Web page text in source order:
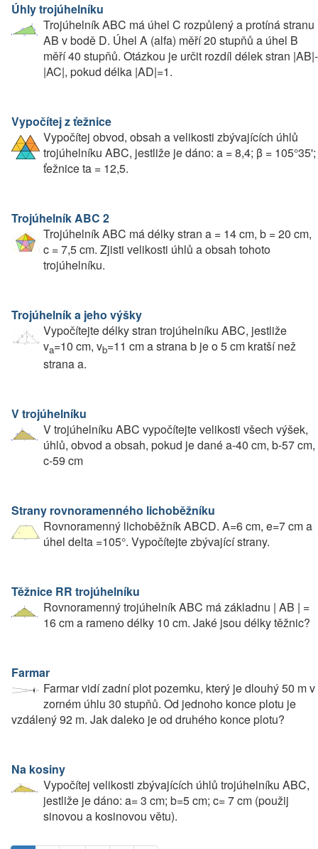
Úhly trojúhelníku
Trojúhelník ABC má úhel C rozpůlený a protíná stranu
AB v bodě D. Úhel A (alfa) měří 20 stupňů a úhel B
měří 40 stupňů. Otázkou je určit rozdíl délek stran |AB|-
|AC|, pokud délka |AD|=1.
Vypočítej z ťežnice
Vypočítej obvod, obsah a velikosti zbývajících úhlů
trojúhelníku ABC, jestliže je dáno: a = 8,4; β = 105°35';
ťežnice ta = 12,5.
Trojúhelník ABC 2
Trojúhelník ABC má délky stran a = 14 cm, b = 20 cm,
c = 7,5 cm. Zjisti velikosti úhlů a obsah tohoto
trojúhelníku.
Trojúhelník a jeho výšky
Vypočítejte délky stran trojúhelníku ABC, jestliže
va=10 cm, vb=11 cm a strana b je o 5 cm kratší než
strana a.
V trojúhelníku
V trojúhelníku ABC vypočítejte velikosti všech výšek,
úhlů, obvod a obsah, pokud je dané a-40 cm, b-57 cm,
c-59 cm
Strany rovnoramenného lichoběžníku
Rovnoramenný lichoběžník ABCD. A=6 cm, e=7 cm a
úhel delta =105°. Vypočítejte zbývající strany.
Těžnice RR trojúhelníku
Rovnoramenný trojúhelník ABC má základnu | AB | =
16 cm a rameno délky 10 cm. Jaké jsou délky těžnic?
Farmar
Farmar vidí zadní plot pozemku, který je dlouhý 50 m v
zorném úhlu 30 stupňů. Od jednoho konce plotu je
vzdálený 92 m. Jak daleko je od druhého konce plotu?
Na kosiny
Vypočítej velikosti zbývajících úhlů trojúhelníku ABC,
jestliže je dáno: a= 3 cm; b=5 cm; c= 7 cm (použij
sinovou a kosinovou větu).